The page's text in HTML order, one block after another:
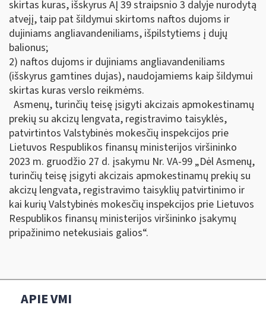
skirtas kuras, išskyrus AĮ 39 straipsnio 3 dalyje nurodytą
atvejį, taip pat šildymui skirtoms naftos dujoms ir
dujiniams angliavandeniliams, išpilstytiems į dujų
balionus;
2) naftos dujoms ir dujiniams angliavandeniliams
(išskyrus gamtines dujas), naudojamiems kaip šildymui
skirtas kuras verslo reikmėms.
Asmenų, turinčių teisę įsigyti akcizais apmokestinamų
prekių su akcizų lengvata, registravimo taisyklės,
patvirtintos Valstybinės mokesčių inspekcijos prie
Lietuvos Respublikos finansų ministerijos viršininko
2023 m. gruodžio 27 d. įsakymu Nr. VA-99 „Dėl Asmenų,
turinčių teisę įsigyti akcizais apmokestinamų prekių su
akcizų lengvata, registravimo taisyklių patvirtinimo ir
kai kurių Valstybinės mokesčių inspekcijos prie Lietuvos
Respublikos finansų ministerijos viršininko įsakymų
pripažinimo netekusiais galios“.
APIE VMI